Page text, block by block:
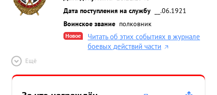
Дата поступления на службу
__.06.1921
Воинское звание полковник
Новое
Читать об этих событиях в журнале
боевых действий части
Ещё